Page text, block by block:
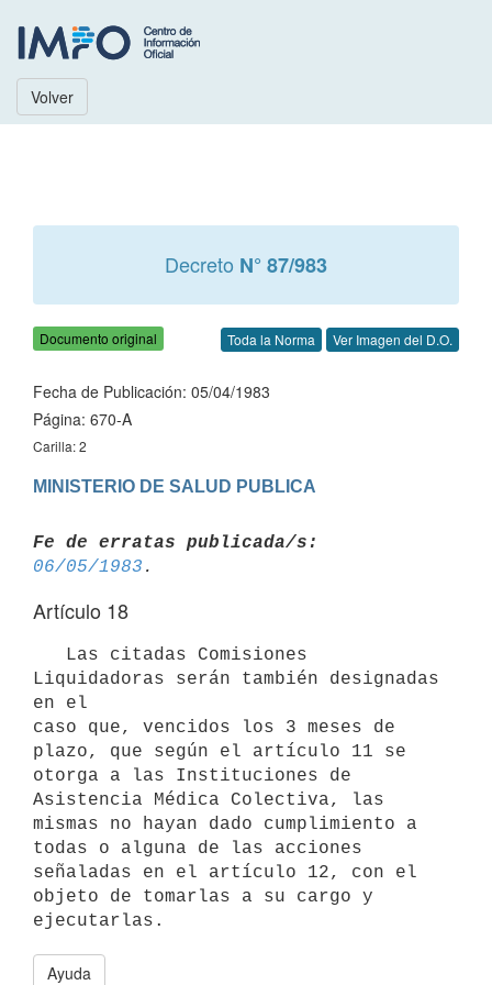
Volver
Decreto N° 87/983
Documento original Toda la Norma Ver Imagen del D.O.
Fecha de Publicación: 05/04/1983
Página: 670-A
Carilla: 2
MINISTERIO DE SALUD PUBLICA
Fe de erratas publicada/s:
06/05/1983
Artículo 18
Liquidadoras serán también designadas
en el
caso que, vencidos los 3 meses de
plazo, que según el artículo 11 se
otorga a las Instituciones de
Asistencia Médica Colectiva, las
mismas no hayan dado cumplimiento a
todas o alguna de las acciones
señaladas en el artículo 12, con el
objeto de tomarlas a su cargo y
Ayuda